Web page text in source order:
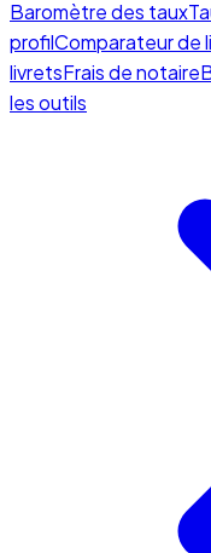
Baromètre des taux
profilComparateur de
livretsFrais de notaire
les outils